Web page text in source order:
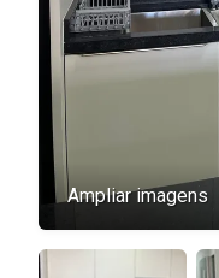
Ampliar imagens